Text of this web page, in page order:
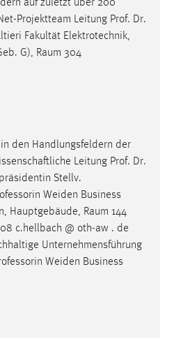
auf zuletzt über 200
Projektteam Leitung Prof. Dr.
Fakultät Elektrotechnik,
G), Raum 304
den Handlungsfeldern der
Leitung Prof. Dr.
Stellv.
Weiden Business
Hauptgebäude, Raum 144
c.hellbach @ oth-aw . de
Unternehmensführung
Weiden Business
wird in diesem Cookie
ist.
gewählte Sprache der Website.